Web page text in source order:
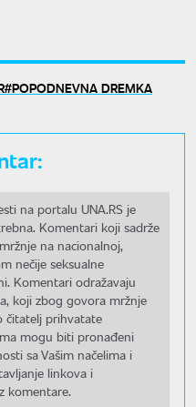
POPODNEVNA DREMKA
na portalu UNA.RS je
Komentari koji sadrže
na nacionalnoj,
nečije seksualne
Komentari odražavaju
koji zbog govora mržnje
čitatelj prihvatate
mogu biti pronađeni
sa Vašim načelima i
linkova i
komentare.